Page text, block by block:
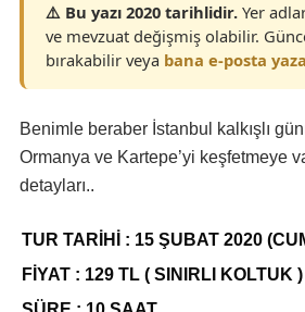
⚠️ Bu yazı 2020 tarihlidir. Yer
ve mevzuat değişmiş olabilir.
bırakabilir veya bana e-posta
Benimle beraber İstanbul kalkışlı günübirlik Kocaeli
Ormanya ve Kartepe’yi keşfetmeye
detayları..
TUR TARİHİ : 15 ŞUBAT 2020
FİYAT : 129 TL ( SINIRLI KOLTUK )